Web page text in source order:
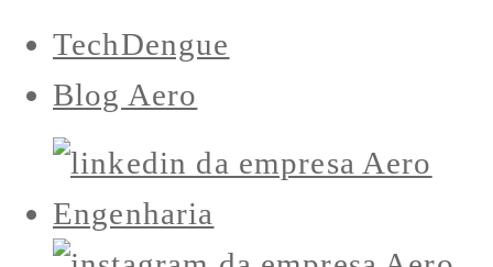
TechDengue
Blog Aero